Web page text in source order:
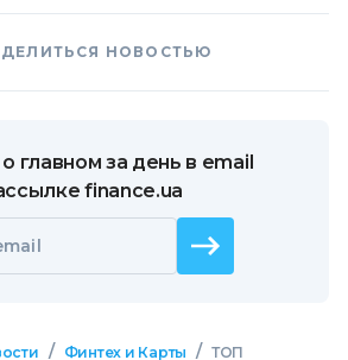
НОВОСТЬЮ
главном за день в email
finance.ua
/ Финтех и Карты / ТОП